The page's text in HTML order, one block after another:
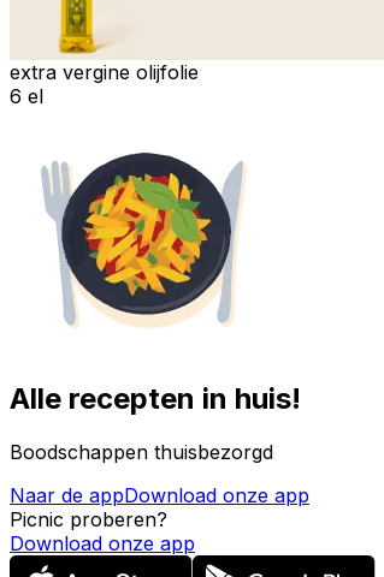
extra vergine olijfolie
6 el
Alle recepten in huis!
Boodschappen thuisbezorgd
Naar de appDownload onze app
Picnic proberen?
Download onze app